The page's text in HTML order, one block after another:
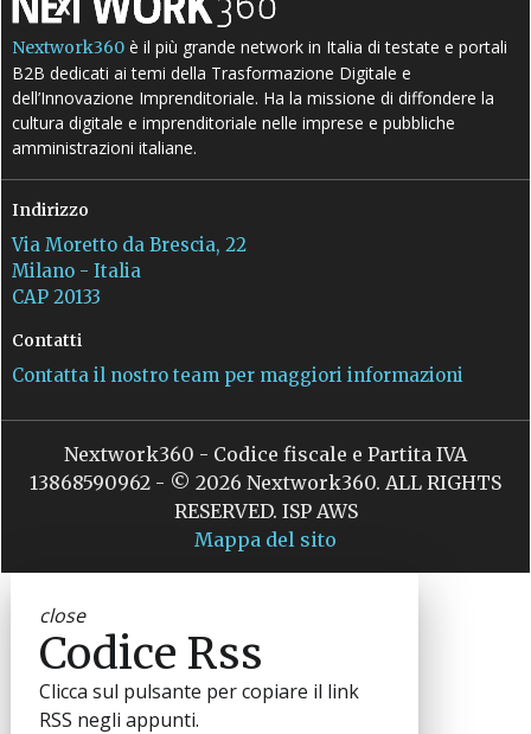
Nextwork360 è il più grande network in Italia di testate e portali
B2B dedicati ai temi della Trasformazione Digitale e
dell’Innovazione Imprenditoriale. Ha la missione di diffondere la
cultura digitale e imprenditoriale nelle imprese e pubbliche
amministrazioni italiane.
Indirizzo
Via Moretto da Brescia, 22
Milano - Italia
CAP 20133
Contatti
Contatta il nostro team per maggiori informazioni
Nextwork360 - Codice fiscale e Partita IVA
13868590962 - © 2026 Nextwork360. ALL RIGHTS
RESERVED. ISP AWS
Mappa del sito
close
Codice Rss
Clicca sul pulsante per copiare il link
RSS negli appunti.